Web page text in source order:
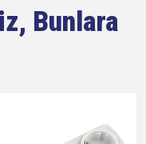
Bunlara